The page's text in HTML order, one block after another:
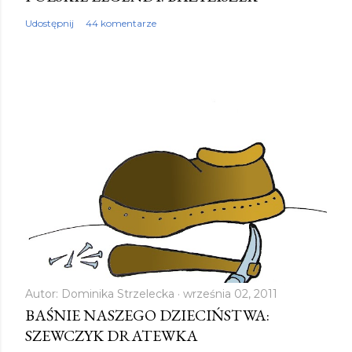
m
Udostępnij 44 komentarze
Autor: Dominika Strzelecka września 02, 2011
BAŚNIE NASZEGO DZIECIŃSTWA:
SZEWCZYK DRATEWKA